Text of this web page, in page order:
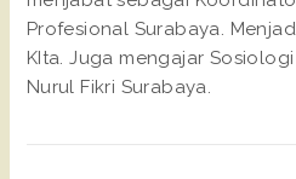
Profesional Surabaya.
KIta. Juga mengajar
Nurul Fikri Surabaya.